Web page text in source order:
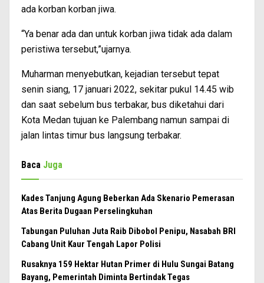
ada korban korban jiwa.
“Ya benar ada dan untuk korban jiwa tidak ada dalam
peristiwa tersebut,”ujarnya.
Muharman menyebutkan, kejadian tersebut tepat
senin siang, 17 januari 2022, sekitar pukul 14.45 wib
dan saat sebelum bus terbakar, bus diketahui dari
Kota Medan tujuan ke Palembang namun sampai di
jalan lintas timur bus langsung terbakar.
Baca Juga
Kades Tanjung Agung Beberkan Ada Skenario Pemerasan
Atas Berita Dugaan Perselingkuhan
Tabungan Puluhan Juta Raib Dibobol Penipu, Nasabah BRI
Cabang Unit Kaur Tengah Lapor Polisi
Rusaknya 159 Hektar Hutan Primer di Hulu Sungai Batang
Bayang, Pemerintah Diminta Bertindak Tegas